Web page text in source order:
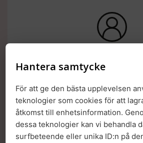
Workshop i samarbete
Hantera samtycke
För att ge den bästa upplevelsen
teknologier som cookies för att
åtkomst till enhetsinformation.
dessa teknologier kan vi behandla
surfbeteende eller unika ID:n på